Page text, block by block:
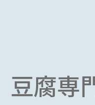
合っ
生産
セラ
※一部
※一部
豆腐専